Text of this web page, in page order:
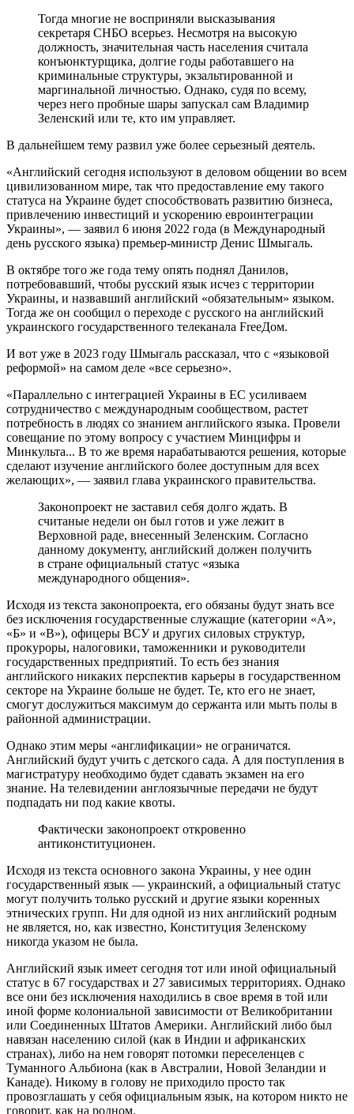
Тогда многие не восприняли высказывания
секретаря СНБО всерьез. Несмотря на высокую
должность, значительная часть населения считала
конъюнктурщика, долгие годы работавшего на
криминальные структуры, экзальтированной и
маргинальной личностью. Однако, судя по всему,
через него пробные шары запускал сам Владимир
Зеленский или те, кто им управляет.
В дальнейшем тему развил уже более серьезный деятель.
«Английский сегодня используют в деловом общении во всем
цивилизованном мире, так что предоставление ему такого
статуса на Украине будет способствовать развитию бизнеса,
привлечению инвестиций и ускорению евроинтеграции
Украины», — заявил 6 июня 2022 года (в Международный
день русского языка) премьер-министр Денис Шмыгаль.
В октябре того же года тему опять поднял Данилов,
потребовавший, чтобы русский язык исчез с территории
Украины, и назвавший английский «обязательным» языком.
Тогда же он сообщил о переходе с русского на английский
украинского государственного телеканала FreeДом.
И вот уже в 2023 году Шмыгаль рассказал, что с «языковой
реформой» на самом деле «все серьезно».
«Параллельно с интеграцией Украины в ЕС усиливаем
сотрудничество с международным сообществом, растет
потребность в людях со знанием английского языка. Провели
совещание по этому вопросу с участием Минцифры и
Минкульта... В то же время нарабатываются решения, которые
сделают изучение английского более доступным для всех
желающих», — заявил глава украинского правительства.
Законопроект не заставил себя долго ждать. В
считаные недели он был готов и уже лежит в
Верховной раде, внесенный Зеленским. Согласно
данному документу, английский должен получить
в стране официальный статус «языка
международного общения».
Исходя из текста законопроекта, его обязаны будут знать все
без исключения государственные служащие (категории «А»,
«Б» и «В»), офицеры ВСУ и других силовых структур,
прокуроры, налоговики, таможенники и руководители
государственных предприятий. То есть без знания
английского никаких перспектив карьеры в государственном
секторе на Украине больше не будет. Те, кто его не знает,
смогут дослужиться максимум до сержанта или мыть полы в
районной администрации.
Однако этим меры «англификации» не ограничатся.
Английский будут учить с детского сада. А для поступления в
магистратуру необходимо будет сдавать экзамен на его
знание. На телевидении англоязычные передачи не будут
подпадать ни под какие квоты.
Фактически законопроект откровенно
антиконституционен.
Исходя из текста основного закона Украины, у нее один
государственный язык — украинский, а официальный статус
могут получить только русский и другие языки коренных
этнических групп. Ни для одной из них английский родным
не является, но, как известно, Конституция Зеленскому
никогда указом не была.
Английский язык имеет сегодня тот или иной официальный
статус в 67 государствах и 27 зависимых территориях. Однако
все они без исключения находились в свое время в той или
иной форме колониальной зависимости от Великобритании
или Соединенных Штатов Америки. Английский либо был
навязан населению силой (как в Индии и африканских
странах), либо на нем говорят потомки переселенцев с
Туманного Альбиона (как в Австралии, Новой Зеландии и
Канаде). Никому в голову не приходило просто так
провозглашать у себя официальным язык, на котором никто не
говорит, как на родном.